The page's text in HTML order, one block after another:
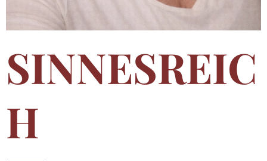
SINNESREIC
H